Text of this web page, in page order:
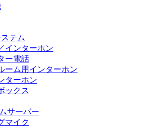
テム
インターホン
ー電話
ーム用インターホン
ターホン
ックス
サーバー
マイク